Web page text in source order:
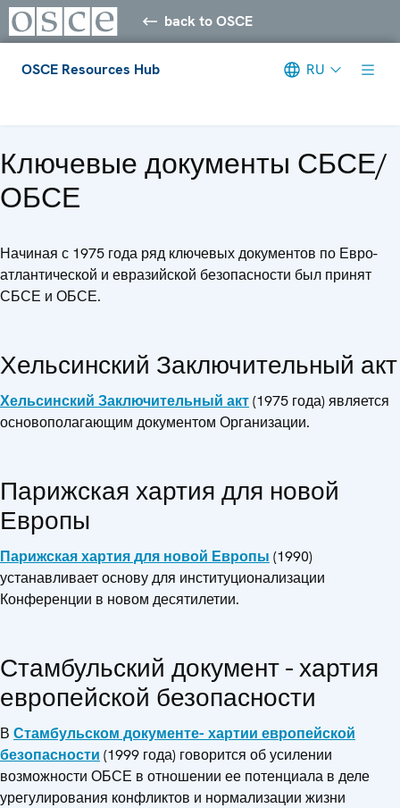
back to OSCE
OSCE Resources Hub RU
Ключевые документы СБСЕ/
ОБСЕ
Начиная с 1975 года ряд ключевых документов по Евро-
атлантической и евразийской безопасности был принят
СБСЕ и ОБСЕ.
Хельсинский Заключительный акт
Хельсинский Заключительный акт(1975 года) является
основополагающим документом Организации.
Парижская хартия для новой
Европы
Парижская хартия для новой Европы (1990)
устанавливает основу для институционализации
Конференции в новом десятилетии.
Стамбульский документ - хартия
европейской безопасности
В Стамбульском документе- хартии европейской
безопасности (1999 года) говорится об усилении
возможности ОБСЕ в отношении ее потенциала в деле
урегулирования конфликтов и нормализации жизни